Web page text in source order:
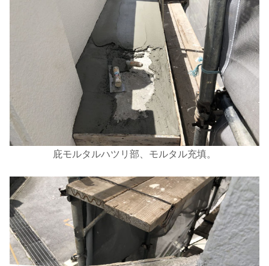
庇モルタルハツリ部、モルタル充填。